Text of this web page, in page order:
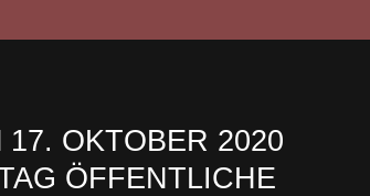
OKTOBER 2020
ÖFFENTLICHE